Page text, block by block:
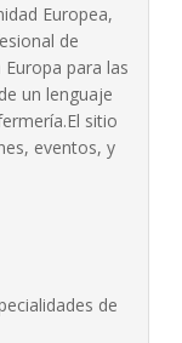
Europea,
de
para las
un lenguaje
sitio
eventos, y
de